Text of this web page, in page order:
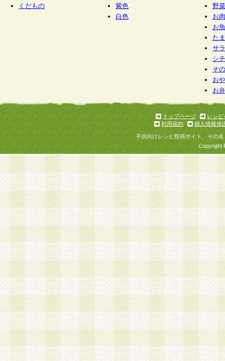
くだもの
紫色
白色
野
お
お
た
サ
シ
そ
お
お
トップページ
レシピ
利用規約
個人情報保
子供向けレシピ投稿サイト、その
Copyright